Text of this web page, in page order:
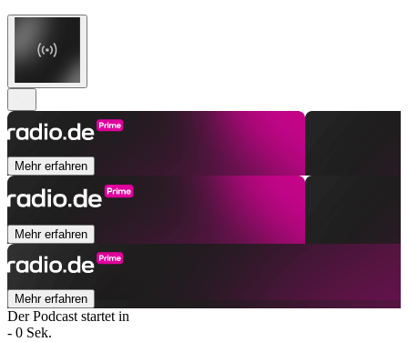
Mehr erfahren
Mehr erfahren
Mehr erfahren
Der Podcast startet in
- 0 Sek.